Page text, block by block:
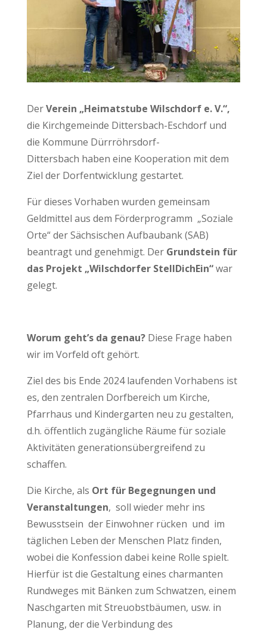
DerVerein „Heimatstube Wilschdorf e. V.“,
die Kirchgemeinde Dittersbach-Eschdorf und
die Kommune Dürrröhrsdorf-
Dittersbach haben eine Kooperation mit dem
Ziel der Dorfentwicklung gestartet.
Für dieses Vorhaben wurden gemeinsam
Geldmittel aus dem Förderprogramm „Soziale
Orte“ der Sächsischen Aufbaubank (SAB)
beantragt und genehmigt. Der Grundstein für
das Projekt „Wilschdorfer StellDichEin“war
gelegt.
Worum geht’s da genau? Diese Frage haben
wir im Vorfeld oft gehört.
Ziel des bis Ende 2024 laufenden Vorhabens ist
es, den zentralen Dorfbereich um Kirche,
Pfarrhaus und Kindergarten neu zu gestalten,
d.h. öffentlich zugängliche Räume für soziale
Aktivitäten generationsübergreifend zu
schaffen.
Die Kirche, als Ort für Begegnungen und
Veranstaltungen, soll wieder mehr ins
Bewusstsein der Einwohner rücken und im
täglichen Leben der Menschen Platz finden,
wobei die Konfession dabei keine Rolle spielt.
Hierfür ist die Gestaltung eines charmanten
Rundweges mit Bänken zum Schwatzen, einem
Naschgarten mit Streuobstbäumen, usw. in
Planung, der die Verbindung des